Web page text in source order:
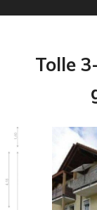
Tolle